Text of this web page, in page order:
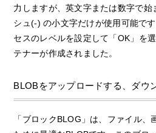
力しますが、英文字または数字で始
シュ(-) の小文字だけが使用可能で
セスのレベルを設定して「OK」を
テナーが作成されました。
BLOBをアップロードする、ダウ
「ブロックBLOG」は、ファイル、